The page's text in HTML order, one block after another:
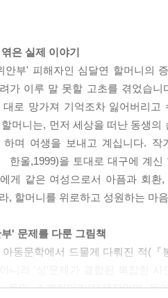
은 실제 이야기
안부' 피해자인 심달연 할머니의
가 이루 말 못할 고초를 겪었습
대로 망가져 기억조차 잃어버리
머니는, 먼저 세상을 떠난 동생
하며 여생을 보내고 계십니다.
한울,1999)을 토대로 대구에 계
게 같은 여성으로서 아픔과 회
, 할머니를 위로하고 성원하는 마
' 문제를 다룬 그림책
아동문학에서 드물게 다뤄진 적(
동안 스케치더미(채색작업에